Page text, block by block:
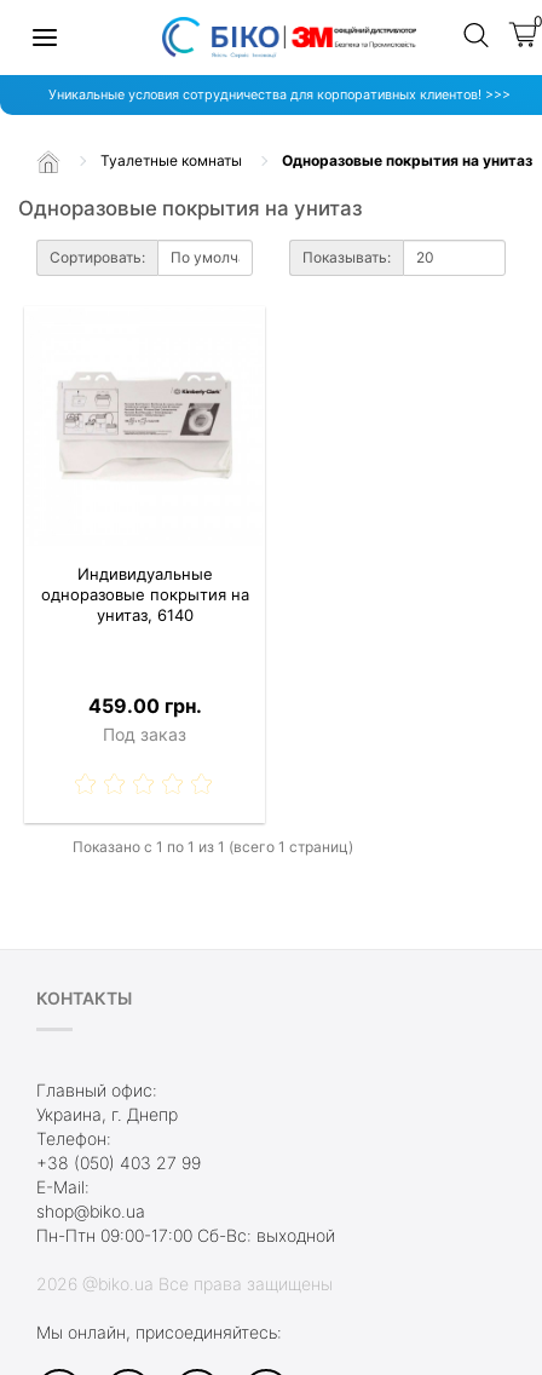
0
Уникальные условия сотрудничества для корпоративных клиентов! >>>
Туалетные комнаты Одноразовые покрытия на унитаз
Одноразовые покрытия на унитаз
Сортировать: Показывать:
Индивидуальные
одноразовые покрытия на
унитаз, 6140
459.00 грн.
Под заказ
Показано с 1 по 1 из 1 (всего 1 страниц)
КОНТАКТЫ
Главный офис:
Украина, г. Днепр
Телефон:
+38 (050) 403 27 99
E-Mail:
shop@biko.ua
Пн-Птн 09:00-17:00 Сб-Вс: выходной
2026 @biko.ua Все права защищены
Мы онлайн, присоединяйтесь: